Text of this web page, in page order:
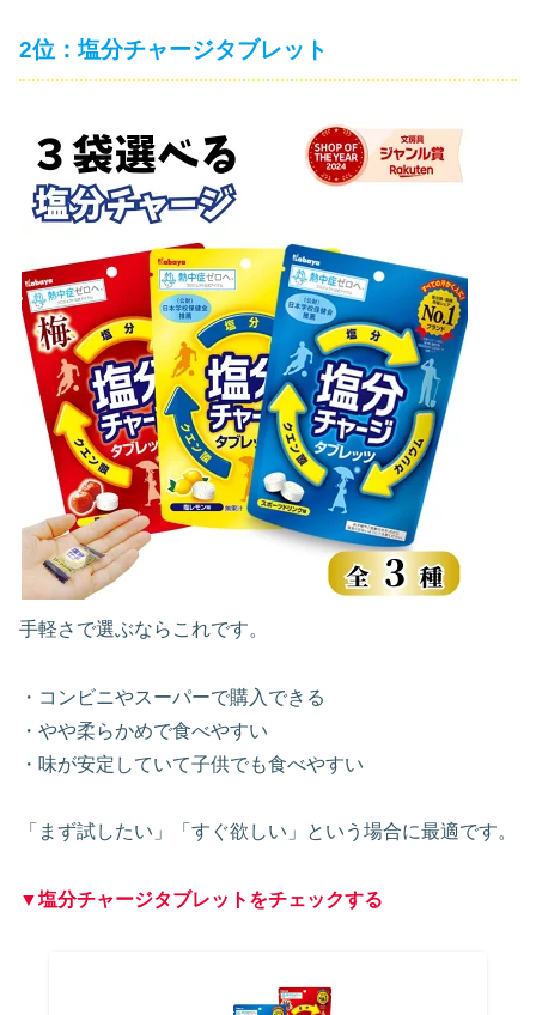
2位：塩分チャージタブレット
手軽さで選ぶならこれです。
・コンビニやスーパーで購入できる
・やや柔らかめで食べやすい
・味が安定していて子供でも食べやすい
「まず試したい」「すぐ欲しい」という場合に最適です。
▼塩分チャージタブレットをチェックする